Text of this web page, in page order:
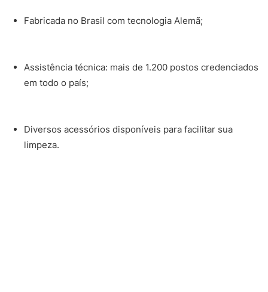
Fabricada no Brasil com tecnologia Alemã;
Assistência técnica: mais de 1.200 postos credenciados
em todo o país;
Diversos acessórios disponíveis para facilitar sua
limpeza.